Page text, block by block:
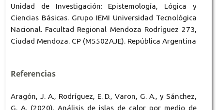
Unidad de Investigación: Epistemología, Lógica y
Ciencias Básicas. Grupo IEMI Universidad Tecnológica
Nacional. Facultad Regional Mendoza Rodríguez 273,
Ciudad Mendoza. CP (M5502AJE). República Argentina
Referencias
Aragón, J. A., Rodríguez, E. D., Varon, G. A., y Sánchez,
G. A. (2020). Análisis de islas de calor por medio de